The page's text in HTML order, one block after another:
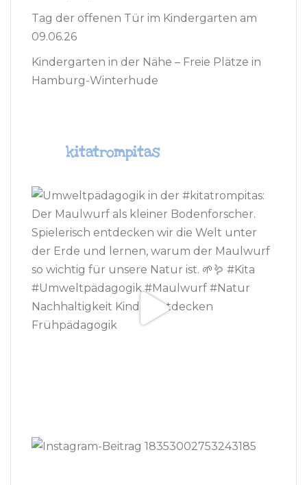
Tag der offenen Tür im Kindergarten am
09.06.26
Kindergarten in der Nähe – Freie Plätze in
Hamburg-Winterhude
kitatrompitas